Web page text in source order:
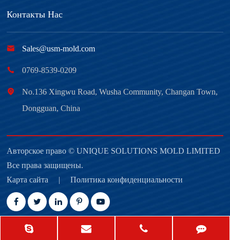
Контакты Нас
 Sales@usm-mold.com
 0769-8539-0209

No.136 Xingwu Road, Wusha Community, Changan Town,
Dongguan, China
Авторское право ©UNIQUE SOLUTIONS MOLD LIMITED
Все права защищены.
Карта сайта
| Политика конфиденциальности